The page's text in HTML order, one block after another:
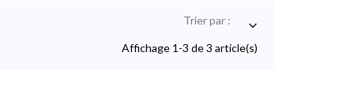
Trier par : 
Affichage 1-3 de 3 article(s)